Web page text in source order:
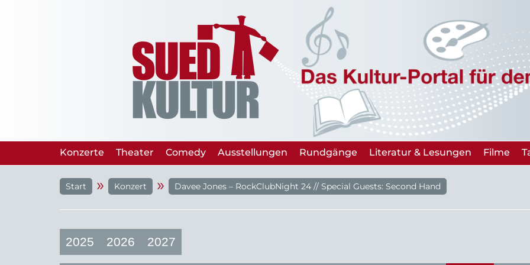
Konzerte Theater Comedy Ausstellungen Rundgänge Literatur & Lesungen Filme
Start » Konzert » Davee Jones – RockClubNight 24 // Special Guests: Second Hand
2025 2026 2027